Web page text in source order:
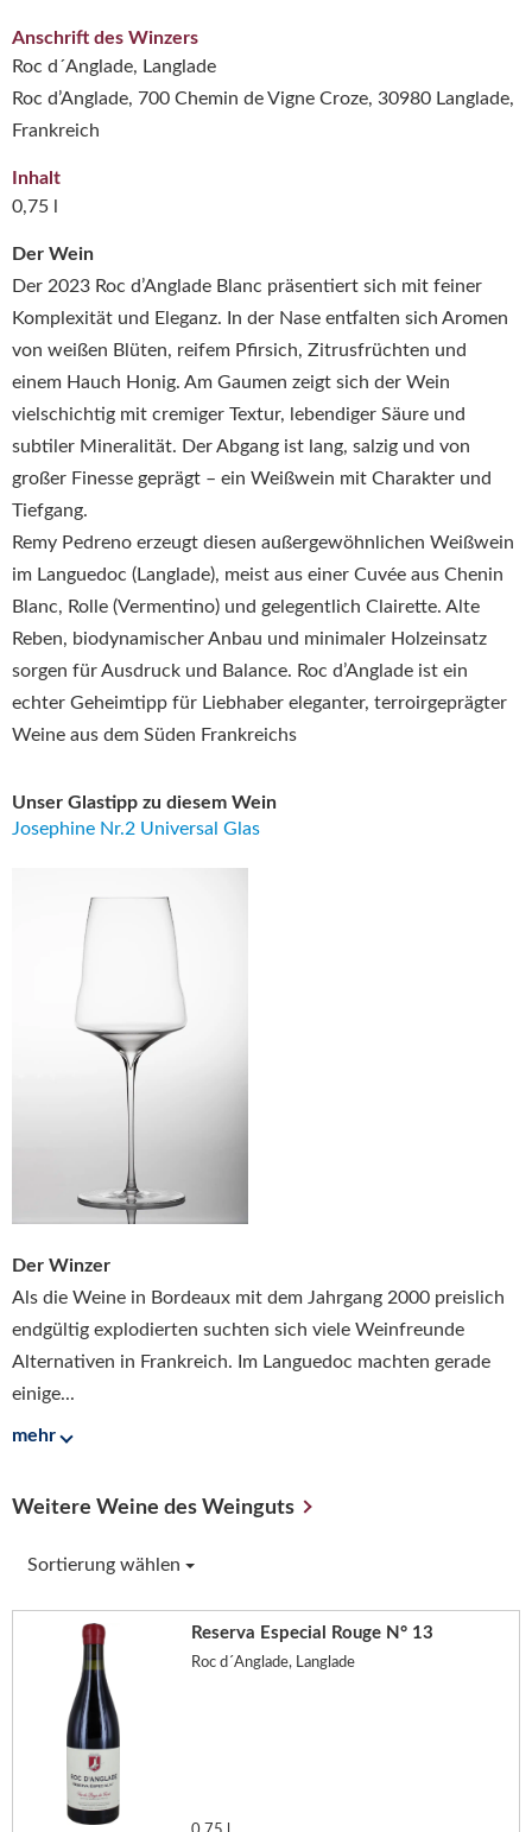
Der Wein
Der 2023 Roc d’Anglade Blanc präsentiert sich mit feiner
Komplexität und Eleganz. In der Nase entfalten sich Aromen
von weißen Blüten, reifem Pfirsich, Zitrusfrüchten und
einem Hauch Honig. Am Gaumen zeigt sich der Wein
vielschichtig mit cremiger Textur, lebendiger Säure und
subtiler Mineralität. Der Abgang ist lang, salzig und von
großer Finesse geprägt – ein Weißwein mit Charakter und
Tiefgang.
Remy Pedreno erzeugt diesen außergewöhnlichen Weißwein
im Languedoc (Langlade), meist aus einer Cuvée aus Chenin
Blanc, Rolle (Vermentino) und gelegentlich Clairette. Alte
Reben, biodynamischer Anbau und minimaler Holzeinsatz
sorgen für Ausdruck und Balance. Roc d’Anglade ist ein
echter Geheimtipp für Liebhaber eleganter, terroirgeprägter
Weine aus dem Süden Frankreichs
Unser Glastipp zu diesem Wein
Josephine Nr.2 Universal Glas
Der Winzer
Als die Weine in Bordeaux mit dem Jahrgang 2000 preislich
endgültig explodierten suchten sich viele Weinfreunde
Alternativen in Frankreich. Im Languedoc machten gerade
einige...
mehr
Anschrift des Winzers
Roc d´Anglade, Langlade
Roc d’Anglade, 700 Chemin de Vigne Croze, 30980 Langlade,
Frankreich
Inhalt
0,75 l
Weitere Weine des Weinguts
Sortierung wählen
Reserva Especial Rouge N° 13
Roc d´Anglade, Langlade